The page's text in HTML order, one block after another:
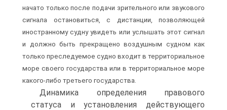
начато только после подачи зрительного или звукового
сигнала остановиться, с дистанции, позволяющей
иностранному судну увидеть или услышать этот сигнал
и должно быть прекращено воздушным судном как
только преследуемое судно входит в территориальное
море своего государства или в территориальное море
какого-либо третьего государства.
Динамика определения правового
статуса и установления действующего